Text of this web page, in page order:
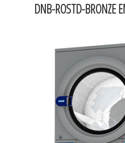
DNB-ROSTD-BRONZE